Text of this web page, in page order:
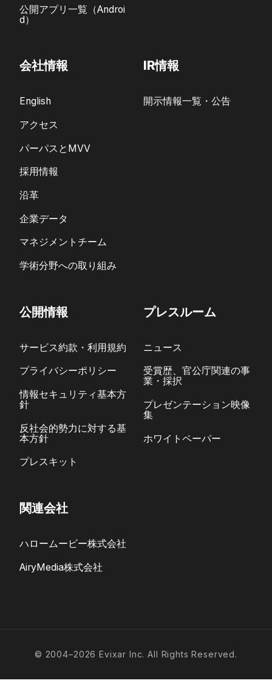
公開アプリ一覧（Androi
d）
会社情報
English
アクセス
パーパスとMVV
採用情報
沿革
企業データ
マネジメントチーム
学術分野への取り組み
IR情報
開示情報一覧・公告
公開情報
サービス約款・利用規約
プライバシーポリシー
情報セキュリティ基本方
針
反社会的勢力に対する基
本方針
プレスキット
プレスルーム
ニュース
受賞歴、官公庁関連の事
業・採択
プレゼンテーション映像
集
ホワイトペーパー
関連会社
ハロームービー株式会社
AiryMedia株式会社
© 2004–2026 Evixar Inc. All Rights Reserved.